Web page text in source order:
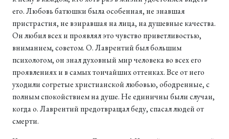
его. Любовь батюшки была особенная, не знавшая
пристрастия, не взиравшая на лица, на душевные качества.
Он любил всех и проявлял это чувство приветливостью,
вниманием, советом. О. Лаврентий был большим
психологом, он знал духовный мир человека во всех его
проявлениях и в самых тончайших оттенках. Все от него
уходили согретые христианской любовью, ободренные, с
полным спокойствием на душе. Не единичны были случаи,
когда о. Лаврентий предотвращал беду, спасал людей от
смерти.